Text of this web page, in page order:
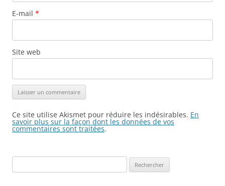
E-mail *
Site web
Ce site utilise Akismet pour réduire les indésirables. En
savoir plus sur la façon dont les données de vos
commentaires sont traitées.